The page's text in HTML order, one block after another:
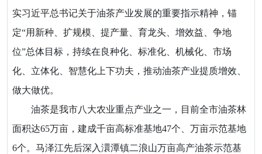
实习近平总书记关于油茶产业发展的重要指示精神，锚
定“用新种、扩规模、提产量、育龙头、增效益、争地
位”总体目标，持续在良种化、标准化、机械化、市场
化、立体化、智慧化上下功夫，推动油茶产业提质增效、
做大做优。
油茶是我市八大农业重点产业之一，目前全市油茶林
面积达65万亩，建成千亩高标准基地47个、万亩示范基地
6个。马泽江先后深入澴潭镇二浪山万亩高产油茶示范基